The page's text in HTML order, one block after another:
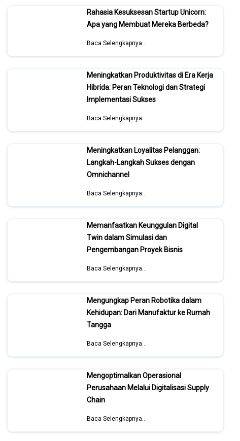
Rahasia Kesuksesan Startup Unicorn:
Apa yang Membuat Mereka Berbeda?
Baca Selengkapnya..
Meningkatkan Produktivitas di Era Kerja
Hibrida: Peran Teknologi dan Strategi
Implementasi Sukses
Baca Selengkapnya..
Meningkatkan Loyalitas Pelanggan:
Langkah-Langkah Sukses dengan
Omnichannel
Baca Selengkapnya..
Memanfaatkan Keunggulan Digital
Twin dalam Simulasi dan
Pengembangan Proyek Bisnis
Baca Selengkapnya..
Mengungkap Peran Robotika dalam
Kehidupan: Dari Manufaktur ke Rumah
Tangga
Baca Selengkapnya..
Mengoptimalkan Operasional
Perusahaan Melalui Digitalisasi Supply
Chain
Baca Selengkapnya..